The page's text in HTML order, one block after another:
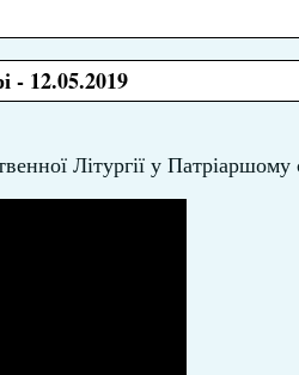
- 12.05.2019
Літургії у Патріаршому